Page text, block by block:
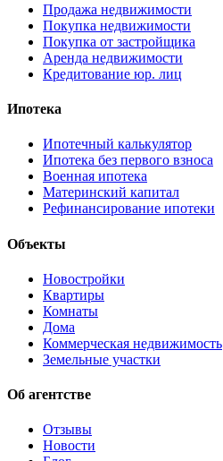
Продажа недвижимости
Покупка недвижимости
Покупка от застройщика
Аренда недвижимости
Кредитование юр. лиц
Ипотека
Ипотечный калькулятор
Ипотека без первого взноса
Военная ипотека
Материнский капитал
Рефинансирование ипотеки
Объекты
Новостройки
Квартиры
Комнаты
Дома
Коммерческая недвижимость
Земельные участки
Об агентстве
Отзывы
Новости